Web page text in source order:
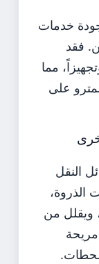
خدمات
فقد
مما
على
النقل
الذروة،
ويقلل من
مريحة